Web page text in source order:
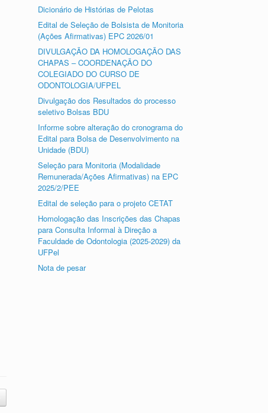
Dicionário de Histórias de Pelotas
Edital de Seleção de Bolsista de Monitoria
(Ações Afirmativas) EPC 2026/01
DIVULGAÇÃO DA HOMOLOGAÇÃO DAS
CHAPAS – COORDENAÇÃO DO
COLEGIADO DO CURSO DE
ODONTOLOGIA/UFPEL
Divulgação dos Resultados do processo
seletivo Bolsas BDU
Informe sobre alteração do cronograma do
Edital para Bolsa de Desenvolvimento na
Unidade (BDU)
Seleção para Monitoria (Modalidade
Remunerada/Ações Afirmativas) na EPC
2025/2/PEE
Edital de seleção para o projeto CETAT
Homologação das Inscrições das Chapas
para Consulta Informal à Direção a
Faculdade de Odontologia (2025-2029) da
UFPel
Nota de pesar